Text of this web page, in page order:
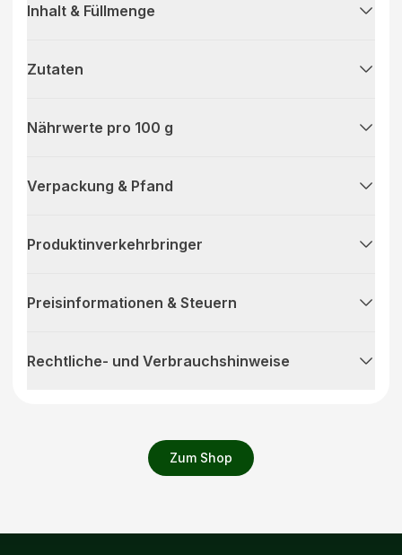
Zum Shop
Inhalt & Füllmenge
Zutaten
Nährwerte pro 100 g
Verpackung & Pfand
Produktinverkehrbringer
Preisinformationen & Steuern
Rechtliche- und Verbrauchshinweise